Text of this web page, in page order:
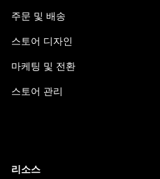
주문 및 배송
스토어 디자인
마케팅 및 전환
스토어 관리
리소스